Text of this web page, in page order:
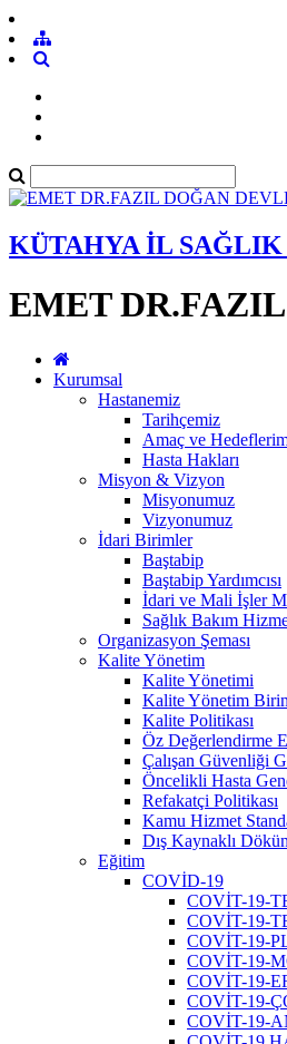
KÜTAHYA İL
EMET
Kurumsal
Hastanemiz
Tarihçemiz
Amaç ve
Hasta Hakları
Misyon & Vizyon
Misyonumuz
Vizyonumuz
İdari Birimler
Baştabip
Baştabip Yardımcısı
İdari ve Mali İşler
Sağlık Bakım
Organizasyon Şeması
Kalite Yönetim
Kalite Yönetimi
Kalite Yönetim
Kalite Politikası
Öz Değerlendirme
Çalışan Güvenliği
Öncelikli Hasta
Refakatçi Politikası
Kamu Hizmet
Dış Kaynaklı
Eğitim
COVİD-19
COVİT-19-
COVİT-19-
COVİT-19-
COVİT-19-
COVİT-19-
COVİT-19-
COVİT-19-